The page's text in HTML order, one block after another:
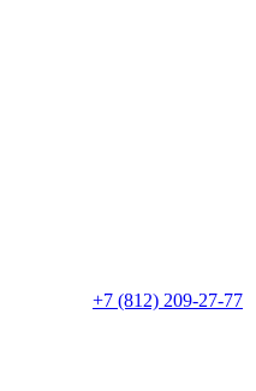
+7 (812) 209-27-77